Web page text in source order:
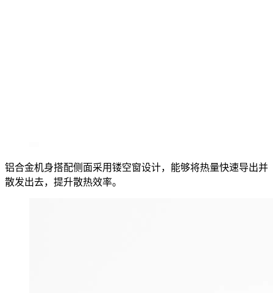
铝合金机身搭配侧面采用镂空窗设计，能够将热量快速导出并
散发出去，提升散热效率。